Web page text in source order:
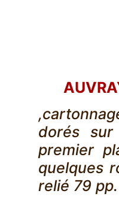
dorés
premier
quelques
relié 79 pp.